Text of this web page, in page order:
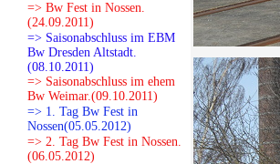
=> Bw Fest in Nossen.
(24.09.2011)
=> Saisonabschluss im EBM
Bw Dresden Altstadt.
(08.10.2011)
=> Saisonabschluss im ehem
Bw Weimar.(09.10.2011)
=> 1. Tag Bw Fest in
Nossen(05.05.2012)
=> 2. Tag Bw Fest in Nossen.
(06.05.2012)